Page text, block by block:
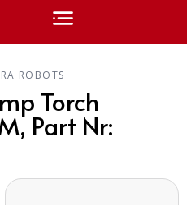
ROBOTS
Torch
Part Nr: